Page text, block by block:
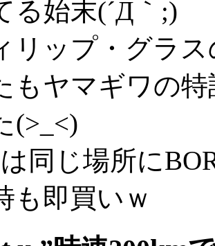
る始末(´Д｀;)
リップ・グラ
ヤマギワの特
(>_<)
同じ場所に
も即買いｗ